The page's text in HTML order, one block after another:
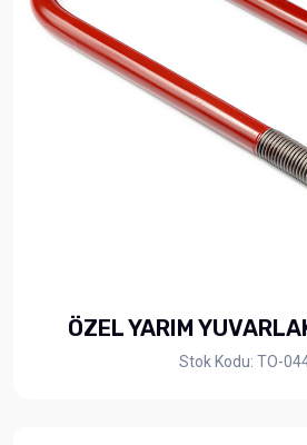
ÖZEL YARIM
Stok Kodu: TO-